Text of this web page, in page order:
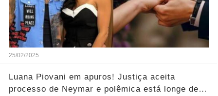
25/02/2025
Luana Piovani em apuros! Justiça aceita
processo de Neymar e polêmica está longe de